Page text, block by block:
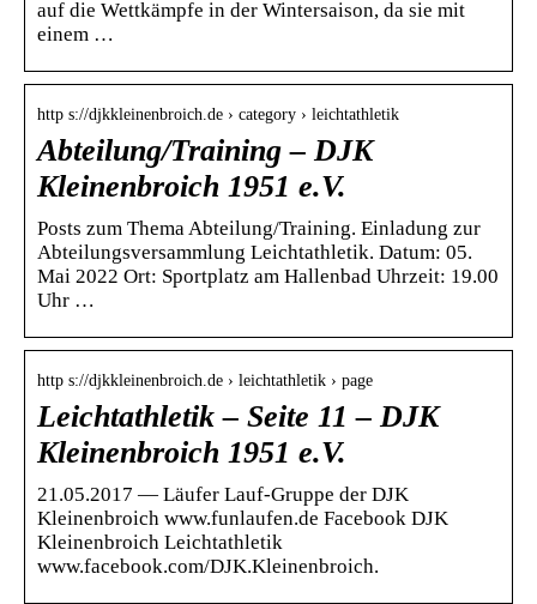
auf die Wettkämpfe in der Wintersaison, da sie mit
einem …
http s://djkkleinenbroich.de › category › leichtathletik
Abteilung/Training – DJK
Kleinenbroich 1951 e.V.
Posts zum Thema Abteilung/Training. Einladung zur
Abteilungsversammlung Leichtathletik. Datum: 05.
Mai 2022 Ort: Sportplatz am Hallenbad Uhrzeit: 19.00
Uhr …
http s://djkkleinenbroich.de › leichtathletik › page
Leichtathletik – Seite 11 – DJK
Kleinenbroich 1951 e.V.
21.05.2017 — Läufer Lauf-Gruppe der DJK
Kleinenbroich www.funlaufen.de Facebook DJK
Kleinenbroich Leichtathletik
www.facebook.com/DJK.Kleinenbroich.